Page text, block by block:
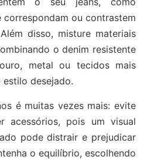
correspondam ou contrastem
disso, misture materiais
o denim resistente
metal ou tecidos mais
desejado.
é muitas vezes mais: evite
acessórios, pois um visual
pode distrair e prejudicar
o equilíbrio, escolhendo